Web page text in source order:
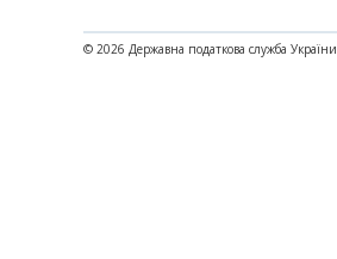
© 2026 Державна податкова служба України